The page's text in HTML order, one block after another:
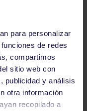
para personalizar
de redes
compartimos
sitio web con
publicidad y análisis
otra información
recopilado a
779 780 781